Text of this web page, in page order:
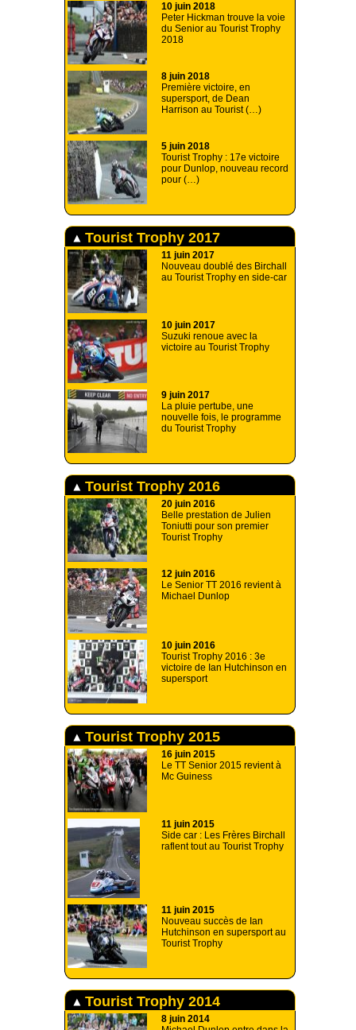
10 juin 2018
Peter Hickman trouve la voie
du Senior au Tourist Trophy
2018
8 juin 2018
Première victoire, en
supersport, de Dean
Harrison au Tourist (…)
5 juin 2018
Tourist Trophy : 17e victoire
pour Dunlop, nouveau record
pour (…)
Tourist Trophy 2017
11 juin 2017
Nouveau doublé des Birchall
au Tourist Trophy en side-car
10 juin 2017
Suzuki renoue avec la
victoire au Tourist Trophy
9 juin 2017
La pluie pertube, une
nouvelle fois, le programme
du Tourist Trophy
Tourist Trophy 2016
20 juin 2016
Belle prestation de Julien
Toniutti pour son premier
Tourist Trophy
12 juin 2016
Le Senior TT 2016 revient à
Michael Dunlop
10 juin 2016
Tourist Trophy 2016 : 3e
victoire de Ian Hutchinson en
supersport
Tourist Trophy 2015
16 juin 2015
Le TT Senior 2015 revient à
Mc Guiness
11 juin 2015
Side car : Les Frères Birchall
raflent tout au Tourist Trophy
11 juin 2015
Nouveau succès de Ian
Hutchinson en supersport au
Tourist Trophy
Tourist Trophy 2014
8 juin 2014